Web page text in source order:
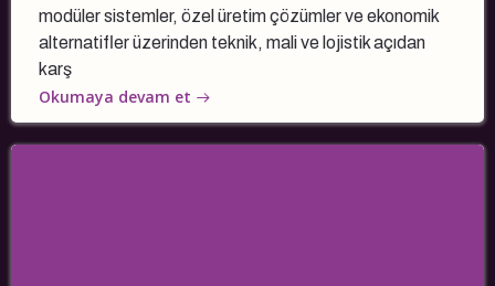
modüler sistemler, özel üretim çözümler ve ekonomik
alternatifler üzerinden teknik, mali ve lojistik açıdan
karş
Okumaya devam et